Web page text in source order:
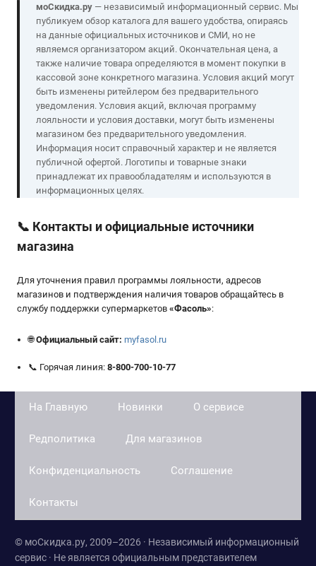
моСкидка.ру— независимый информационный сервис. Мы
публикуем обзор каталога для вашего удобства, опираясь
на данные официальных источников и СМИ, но не
являемся организатором акций. Окончательная цена, а
также наличие товара определяются в момент покупки в
кассовой зоне конкретного магазина. Условия акций могут
быть изменены ритейлером без предварительного
уведомления. Условия акций, включая программу
лояльности и условия доставки, могут быть изменены
магазином без предварительного уведомления.
Информация носит справочный характер и не является
публичной офертой. Логотипы и товарные знаки
принадлежат их правообладателям и используются в
информационных целях.
📞 Контакты и официальные источники
магазина
Для уточнения правил программы лояльности, адресов
магазинов и подтверждения наличия товаров обращайтесь в
службу поддержки супермаркетов «Фасоль»:
🌐Официальный сайт: myfasol.ru
📞 Горячая линия:8-800-700-10-77
На Главную Новинки О сервисе
Редполитика Для магазинов
Конфиденциальность Соглашение
Контакты
© моСкидка.ру, 2009–2026 · Независимый информационный
сервис · Не является официальным представителем